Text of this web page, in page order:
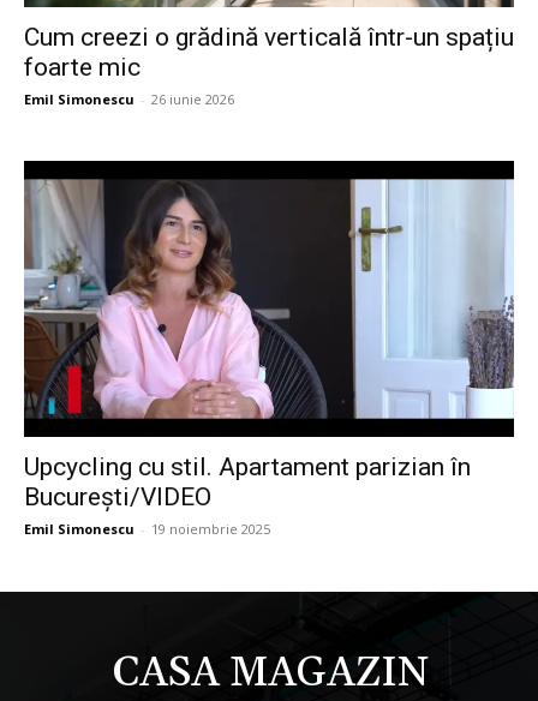
Cum creezi o grădină verticală într-un spațiu
foarte mic
Emil Simonescu - 26 iunie 2026
Upcycling cu stil. Apartament parizian în
București/VIDEO
Emil Simonescu - 19 noiembrie 2025
CASA MAGAZIN